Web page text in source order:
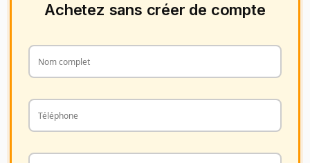
Achetez sans créer de compte